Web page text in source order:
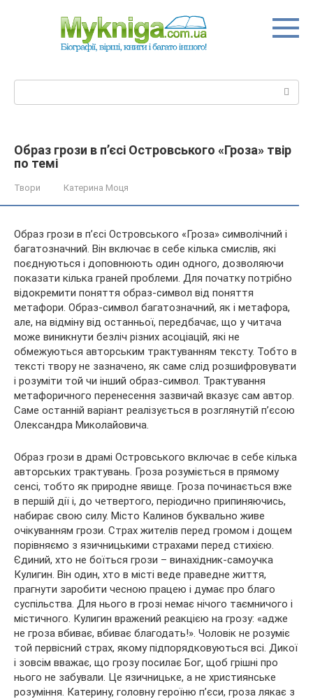
Образ грози в п’єсі Островського «Гроза» твір
по темі
Твори Катерина Моця
Образ грози в п’єсі Островського «Гроза» символічний і
багатозначний. Він включає в себе кілька смислів, які
поєднуються і доповнюють один одного, дозволяючи
показати кілька граней проблеми. Для початку потрібно
відокремити поняття образ-символ від поняття
метафори. Образ-символ багатозначний, як і метафора,
але, на відміну від останньої, передбачає, що у читача
може виникнути безліч різних асоціацій, які не
обмежуються авторським трактуванням тексту. Тобто в
тексті твору не зазначено, як саме слід розшифровувати
і розуміти той чи інший образ-символ. Трактування
метафоричного перенесення зазвичай вказує сам автор.
Саме останній варіант реалізується в розглянутій п’єсою
Олександра Миколайовича.
Образ грози в драмі Островського включає в себе кілька
авторських трактувань. Гроза розуміється в прямому
сенсі, тобто як природне явище. Гроза починається вже
в першій дії і, до четвертого, періодично припиняючись,
набирає свою силу. Місто Калинов буквально живе
очікуванням грози. Страх жителів перед громом і дощем
порівняємо з язичницькими страхами перед стихією.
Єдиний, хто не боїться грози – винахідник-самоучка
Кулигин. Він один, хто в місті веде праведне життя,
прагнути заробити чесною працею і думає про благо
суспільства. Для нього в грозі немає нічого таємничого і
містичного. Кулигин вражений реакцією на грозу: «адже
не гроза вбиває, вбиває благодать!». Чоловік не розуміє
той первісний страх, якому підпорядковуються всі. Дикої
і зовсім вважає, що грозу посилає Бог, щоб грішні про
нього не забували. Це язичницьке, а не християнське
розуміння. Катерину, головну героїню п’єси, гроза лякає з